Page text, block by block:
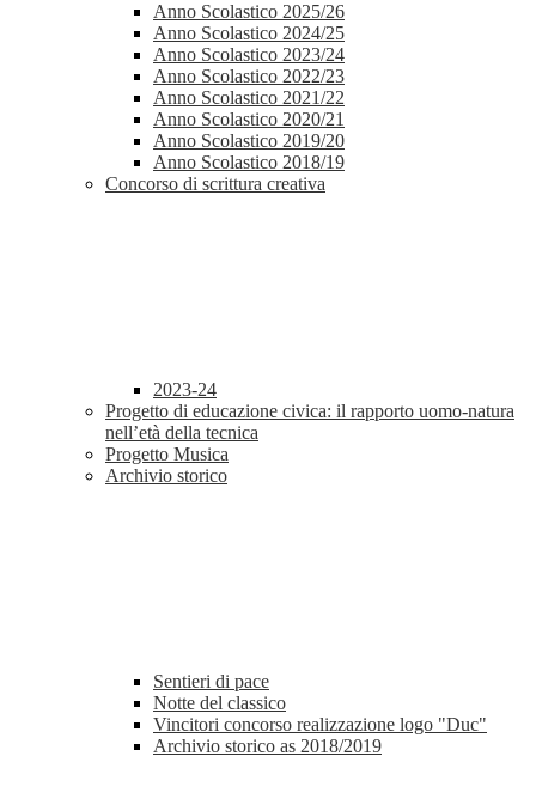
Anno Scolastico 2025/26
Anno Scolastico 2024/25
Anno Scolastico 2023/24
Anno Scolastico 2022/23
Anno Scolastico 2021/22
Anno Scolastico 2020/21
Anno Scolastico 2019/20
Anno Scolastico 2018/19
Concorso di scrittura creativa
2023-24
Progetto di educazione civica: il rapporto uomo-natura
nell’età della tecnica
Progetto Musica
Archivio storico
Sentieri di pace
Notte del classico
Vincitori concorso realizzazione logo "Duc"
Archivio storico as 2018/2019